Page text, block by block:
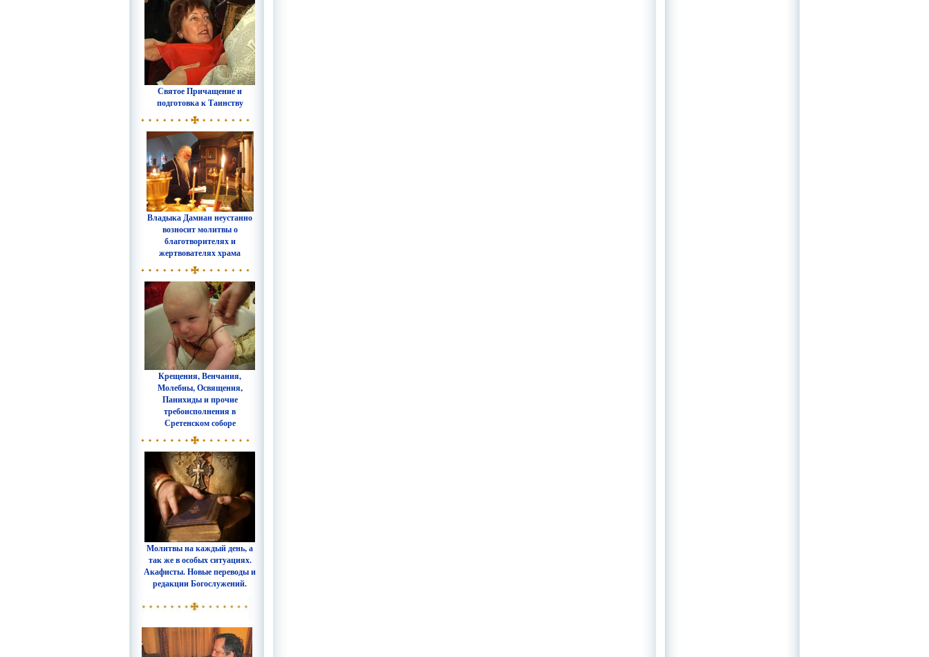
Святое Причащение и
подготовка к Таинству
Владыка Дамиан неустанно
возносит молитвы о
благотворителях и
жертвователях храма
Крещения, Венчания,
Молебны, Освящения,
Панихиды и прочие
требоисполнения в
Сретенском соборе
Молитвы на каждый день, а
так же в особых ситуациях.
Акафисты. Новые переводы и
редакции Богослужений.